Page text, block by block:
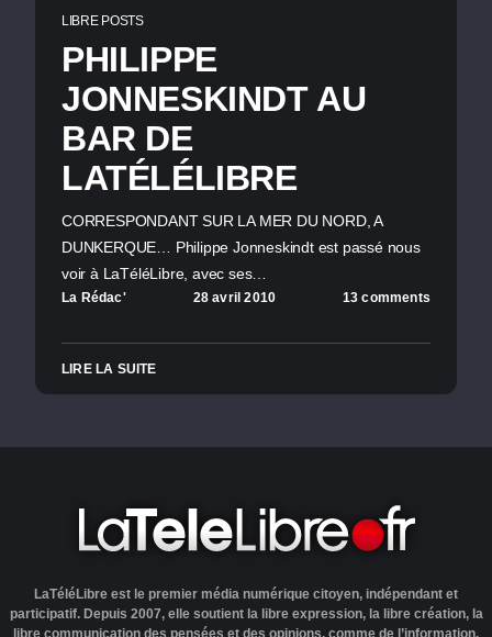
LIBRE POSTS
PHILIPPE
JONNESKINDT AU
BAR DE
LATÉLÉLIBRE
CORRESPONDANT SUR LA MER DU NORD, A
DUNKERQUE… Philippe Jonneskindt est passé nous
voir à LaTéléLibre, avec ses…
La Rédac' 28 avril 2010 13 comments
LIRE LA SUITE
LaTéléLibre est le premier média numérique citoyen, indépendant et
participatif. Depuis 2007, elle soutient la libre expression, la libre création, la